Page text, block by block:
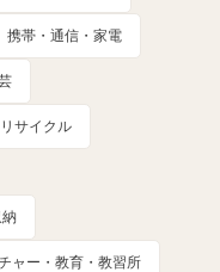
携帯・通信・家電
リサイクル
ャー・教育・教習所